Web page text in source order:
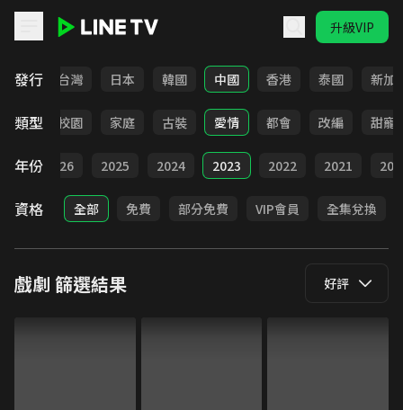
升級VIP
發行
全部 台灣 日本 韓國 中國 香港 泰國 新加
類型
職場 校園 家庭 古裝 愛情 都會 改編 甜寵
年份
部 2026 2025 2024 2023 2022 2021
資格 全部 免費 部分免費 VIP會員 全集兌換
戲劇 篩選結果 好評